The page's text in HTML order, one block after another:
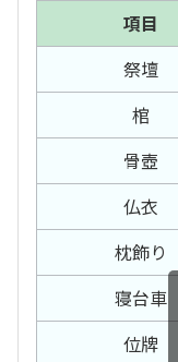
項目
祭壇
棺
骨壺
仏衣
枕飾り
寝台車
位牌